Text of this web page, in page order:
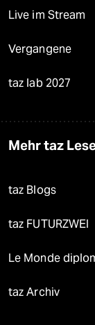
Live im Stream
Vergangene
taz lab 2027
Mehr taz
taz Blogs
taz FUTURZWEI
Le Monde
taz Archiv